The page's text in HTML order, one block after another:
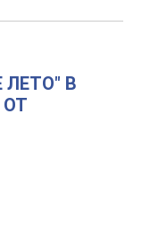
ЛЕТО" В